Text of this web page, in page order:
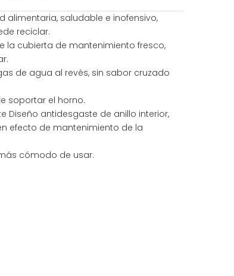
alimentaria, saludable e inofensivo,
reciclar.
la cubierta de mantenimiento fresco,
de agua al revés, sin sabor cruzado
soportar el horno.
Diseño antidesgaste de anillo interior,
efecto de mantenimiento de la
cómodo de usar.